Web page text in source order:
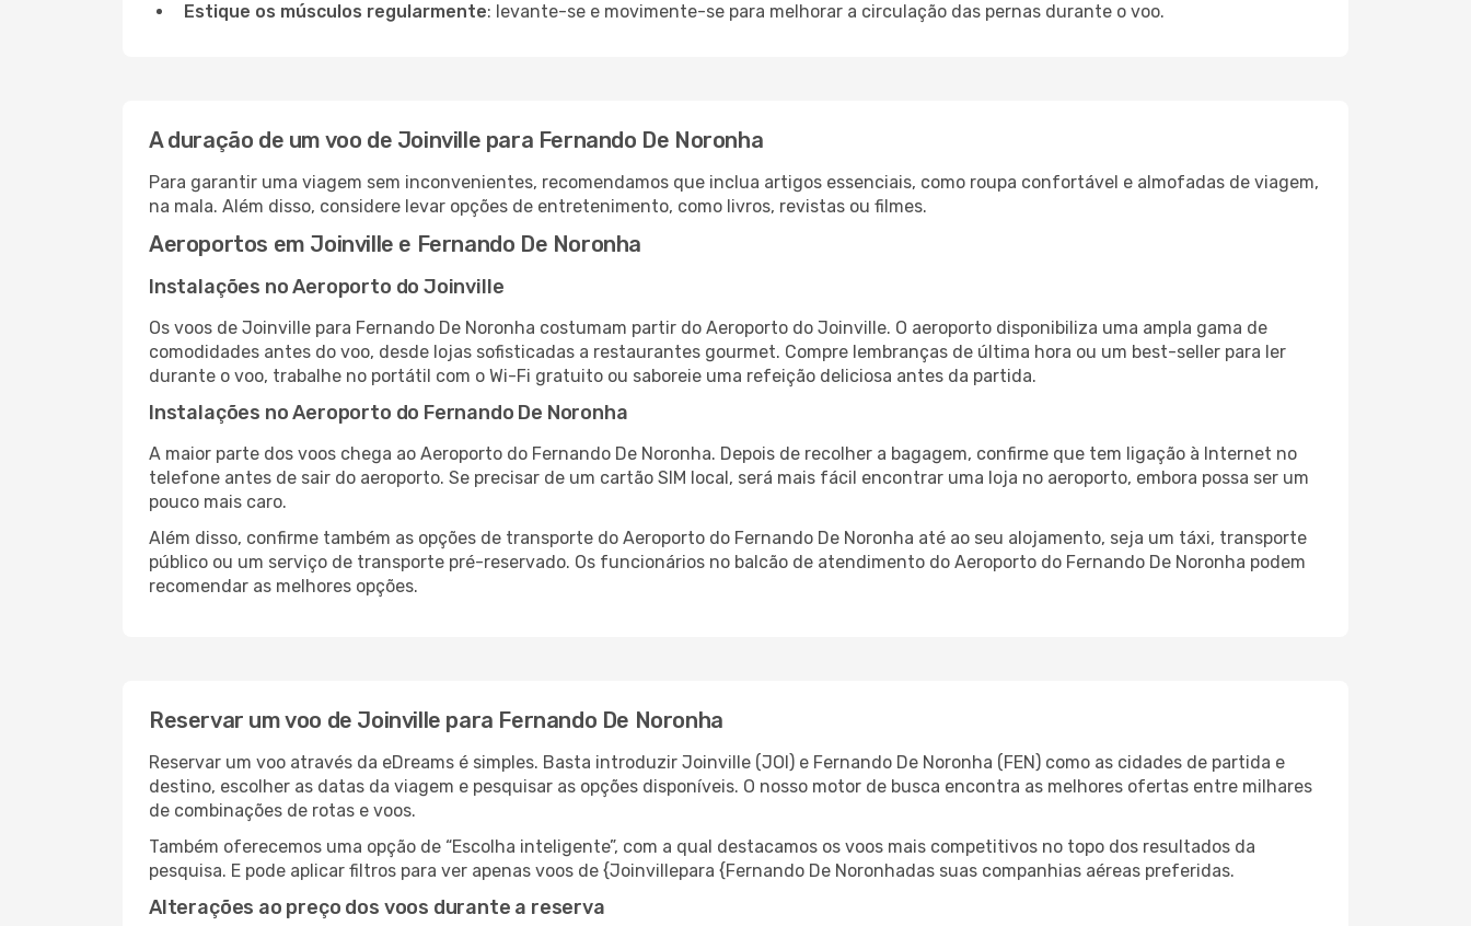
Estique os músculos regularmente: levante-se e movimente-se para melhorar a circulação das pernas durante o voo.
A duração de um voo de Joinville para Fernando De Noronha
Para garantir uma viagem sem inconvenientes, recomendamos que inclua artigos essenciais, como roupa confortável e almofadas de viagem,
na mala. Além disso, considere levar opções de entretenimento, como livros, revistas ou filmes.
Aeroportos em Joinville e Fernando De Noronha
Instalações no Aeroporto do Joinville
Os voos de Joinville para Fernando De Noronha costumam partir do Aeroporto do Joinville. O aeroporto disponibiliza uma ampla gama de
comodidades antes do voo, desde lojas sofisticadas a restaurantes gourmet. Compre lembranças de última hora ou um best-seller para ler
durante o voo, trabalhe no portátil com o Wi-Fi gratuito ou saboreie uma refeição deliciosa antes da partida.
Instalações no Aeroporto do Fernando De Noronha
A maior parte dos voos chega ao Aeroporto do Fernando De Noronha. Depois de recolher a bagagem, confirme que tem ligação à Internet no
telefone antes de sair do aeroporto. Se precisar de um cartão SIM local, será mais fácil encontrar uma loja no aeroporto, embora possa ser um
pouco mais caro.
Além disso, confirme também as opções de transporte do Aeroporto do Fernando De Noronha até ao seu alojamento, seja um táxi, transporte
público ou um serviço de transporte pré-reservado. Os funcionários no balcão de atendimento do Aeroporto do Fernando De Noronha podem
recomendar as melhores opções.
Reservar um voo de Joinville para Fernando De Noronha
Reservar um voo através da eDreams é simples. Basta introduzir Joinville (JOI) e Fernando De Noronha (FEN) como as cidades de partida e
destino, escolher as datas da viagem e pesquisar as opções disponíveis. O nosso motor de busca encontra as melhores ofertas entre milhares
de combinações de rotas e voos.
Também oferecemos uma opção de “Escolha inteligente”, com a qual destacamos os voos mais competitivos no topo dos resultados da
pesquisa. E pode aplicar filtros para ver apenas voos de {Joinvillepara {Fernando De Noronhadas suas companhias aéreas preferidas.
Alterações ao preço dos voos durante a reserva